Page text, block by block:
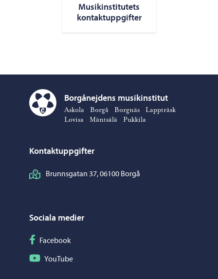
Musikinstitutets
kontaktuppgifter
Borgånejdens musikinstitut – Gå till startsidan
Borgånejdens musikinstitut
Askola Borgå Borgnäs
Lappträsk
Lovisa
Mäntsälä Pukkila
Kontaktuppgifter
Brunnsgatan 37, 06100 Borgå
Sociala medier
Följ på Facebook
Facebook
Följ på YouTube
YouTube